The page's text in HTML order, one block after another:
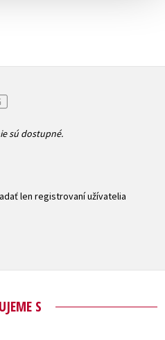
sú dostupné.
len registrovaní užívatelia
S